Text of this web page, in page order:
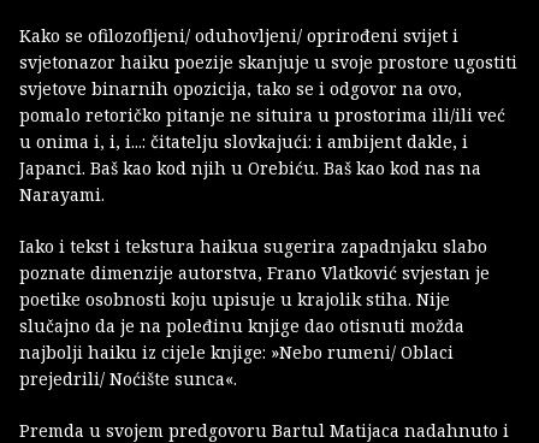
Kako se ofilozofljeni/ oduhovljeni/ oprirođeni svijet i
svjetonazor haiku poezije skanjuje u svoje prostore ugostiti
svjetove binarnih opozicija, tako se i odgovor na ovo,
pomalo retoričko pitanje ne situira u prostorima ili/ili već
u onima i, i, i...: čitatelju slovkajući: i ambijent dakle, i
Japanci. Baš kao kod njih u Orebiću. Baš kao kod nas na
Narayami.
Iako i tekst i tekstura haikua sugerira zapadnjaku slabo
poznate dimenzije autorstva, Frano Vlatković svjestan je
poetike osobnosti koju upisuje u krajolik stiha. Nije
slučajno da je na poleđinu knjige dao otisnuti možda
najbolji haiku iz cijele knjige: »Nebo rumeni/ Oblaci
prejedrili/ Noćište sunca«.
Premda u svojem predgovoru Bartul Matijaca nadahnuto i